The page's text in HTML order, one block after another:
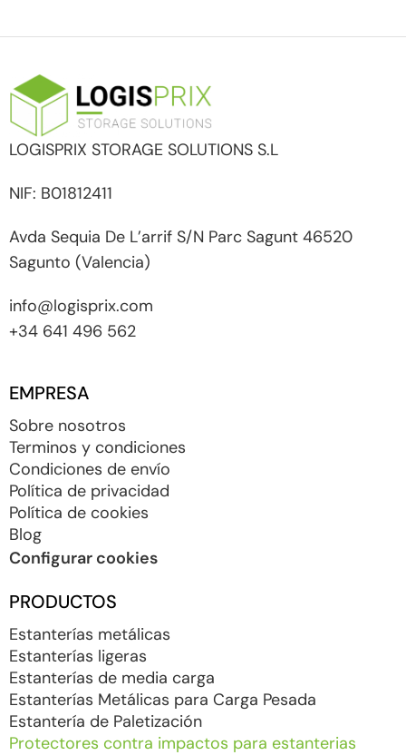
LOGISPRIX STORAGE SOLUTIONS S.L
NIF: B01812411
Avda Sequia De L’arrif S/N Parc Sagunt 46520
Sagunto (Valencia)
info@logisprix.com
+34 641 496 562
EMPRESA
Sobre nosotros
Terminos y condiciones
Condiciones de envío
Política de privacidad
Política de cookies
Blog
Configurar cookies
PRODUCTOS
Estanterías metálicas
Estanterías ligeras
Estanterías de media carga
Estanterías Metálicas para Carga Pesada
Estantería de Paletización
Protectores contra impactos para estanterias